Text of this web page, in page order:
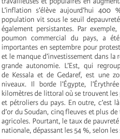
L’inflation s’élève aujourd’hui
population vit sous le seuil
également persistantes. Par
poumon commercial du pays, a
importantes en septembre pour
et le manque d’investissement dans
grande autonomie. L’Est, qui
de Kessala et de Gedaref, est une
niveaux. Il borde l’Égypte,
kilomètres de littoral où se trouvent
et pétroliers du pays. En outre, c’est
d’or du Soudan, cinq fleuves et plus
agricoles. Pourtant, le taux de
nationale, dépassant les 54 %, selon